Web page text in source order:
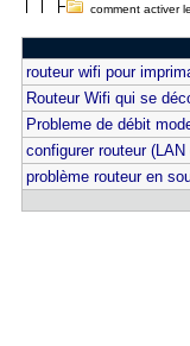
comment activer
routeur wifi pour
Routeur Wifi qui se
Probleme de débit
configurer routeur
problème routeur en